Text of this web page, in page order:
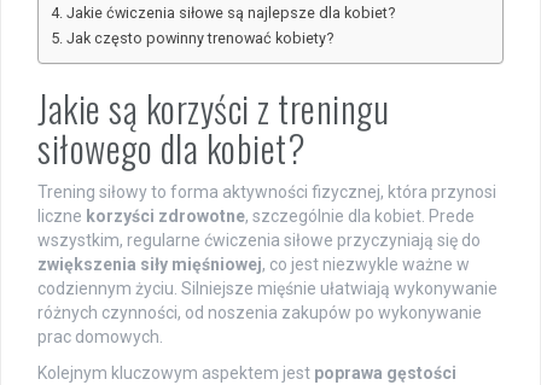
Jakie ćwiczenia siłowe są najlepsze dla kobiet?
Jak często powinny trenować kobiety?
Jakie są korzyści z treningu
siłowego dla kobiet?
Trening siłowy to forma aktywności fizycznej, która przynosi
liczne korzyści zdrowotne, szczególnie dla kobiet. Prede
wszystkim, regularne ćwiczenia siłowe przyczyniają się do
zwiększenia siły mięśniowej, co jest niezwykle ważne w
codziennym życiu. Silniejsze mięśnie ułatwiają wykonywanie
różnych czynności, od noszenia zakupów po wykonywanie
prac domowych.
Kolejnym kluczowym aspektem jest poprawa gęstości